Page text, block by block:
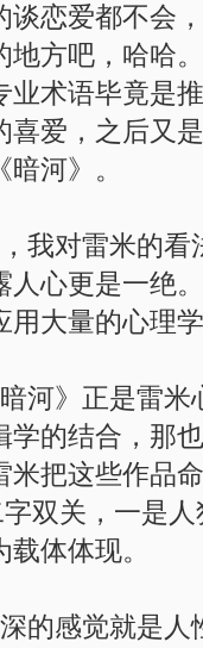
谈恋爱都不会
地方吧，哈哈
业术语毕竟是
喜爱，之后又
河》。
我对雷米的
人心更是一绝
用大量的心理
河》正是雷
学的结合，那
米把这些作品
字双关，一是
体体现。
的感觉就是